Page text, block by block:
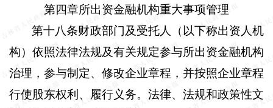
第四章所出资金融机构重大事项管理
第十八条财政部门及受托人（以下称出资人机
构）依照法律法规及有关规定参与所出资金融机构
治理，参与制定、修改企业章程，并按照企业章程
行使股东权利、履行义务。法律、法规和政策性文